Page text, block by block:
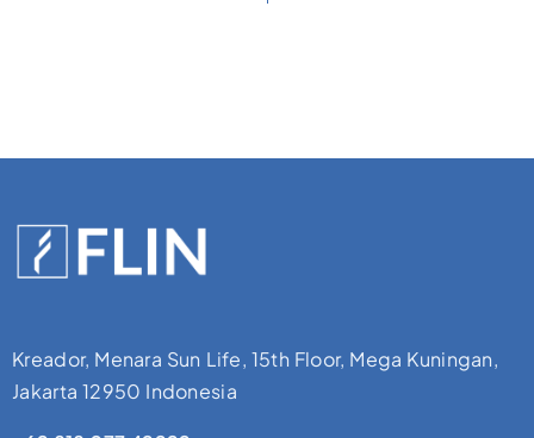
Kreador, Menara Sun Life, 15th Floor, Mega Kuningan,
Jakarta 12950 Indonesia